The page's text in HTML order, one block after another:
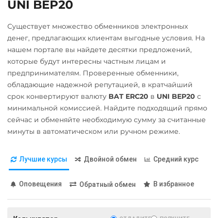
Shib
ERC20 BEP20
Solana (SOL)
StableUSD (USDS)
Starknet (STRK)
Stellar (XLM)
Terra (LUNA)
Terra Classic (LUNC)
Tether (USDT)
ВТБ Банк RUB
Газпромбанк RUB
Евразийский Банк KZT
ЕРИП Расчет BYN
Карта Unionpay CNY
Карта UZCARD UZS
USD RUB EUR
UAH
TRY BYN
CAD
ILS
IDR NZD KRW
UNI BEP20
Существует множество обменников электронных
денег, предлагающих клиентам выгодные условия. На
нашем портале вы найдете десятки предложений,
которые будут интересны частным лицам и
предпринимателям. Проверенные обменники,
обладающие надежной репутацией, в кратчайший
срок конвертируют валюту BAT ERC20 в UNI BEP20 с
минимальной комиссией. Найдите подходящий прямо
сейчас и обменяйте необходимую сумму за считанные
минуты в автоматическом или ручном режиме.
Лучшие курсы Двойной обмен Средний курс
Оповещения Обратный обмен В избранное